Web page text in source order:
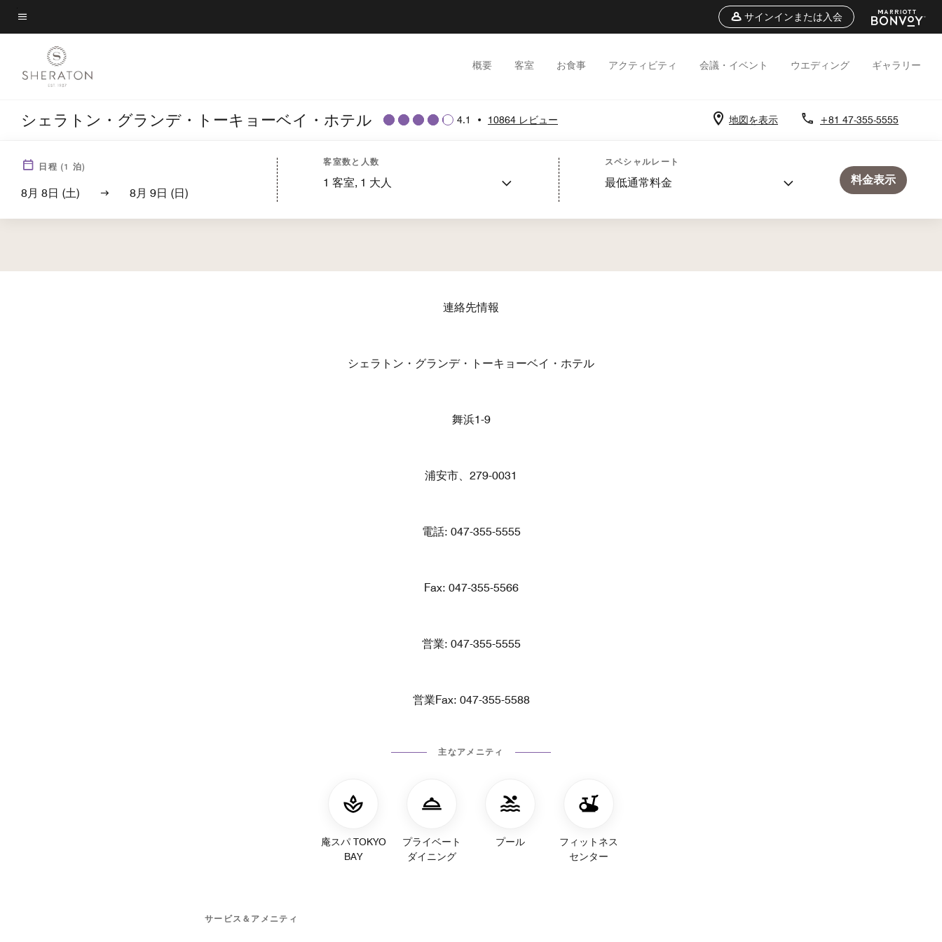
Skip
to
content
メニューのテキスト
サインインまたは入会
概要 客室 お食事 アクティビティ 会議・イベント ウエディング ギャラリー
シェラトン・グランデ・トーキョーベイ・ホテル 4.1 • 10864 レビュー 地図を表示 +81 47-355-5555
日程 (1 泊)
8月 8日 (土) 8月 9日 (日)
客室数と人数
1 客室, 1 大人
スペシャルレート
最低通常料金 料金表示
シェラトン・グランデ・トーキョーベイ・ホテルの詳細
連絡先情報
シェラトン・グランデ・トーキョーベイ・ホテル
舞浜1-9
浦安市、279-0031
電話: 047-355-5555
Fax: 047-355-5566
営業: 047-355-5555
営業Fax: 047-355-5588
主なアメニティ
庵スパ TOKYO
BAY
プライベート
ダイニング
プール
フィットネス
センター
サービス＆アメニティ